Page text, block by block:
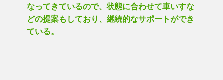
なってきているので、状態に合わせて車いすな
どの提案もしており、継続的なサポートができ
ている。